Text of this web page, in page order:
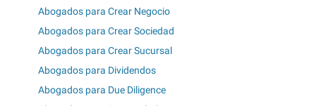
Abogados para Crear Negocio
Abogados para Crear Sociedad
Abogados para Crear Sucursal
Abogados para Dividendos
Abogados para Due Diligence